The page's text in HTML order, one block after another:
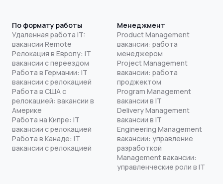
По формату работы
Удаленная работа IT:
вакансии Remote
Релокация в Европу: IT
вакансии с переездом
Работа в Германии: IT
вакансии с релокацией
Работа в США с
релокацией: вакансии в
Америке
Работа на Кипре: IT
вакансии с релокацией
Работа в Канаде: IT
вакансии с релокацией
Менеджмент
Product Management
вакансии: работа
менеджером
Project Management
вакансии: работа
проджектом
Program Management
вакансии в IT
Delivery Management
вакансии в IT
Engineering Management
вакансии: управление
разработкой
Management вакансии:
управленческие роли в IT